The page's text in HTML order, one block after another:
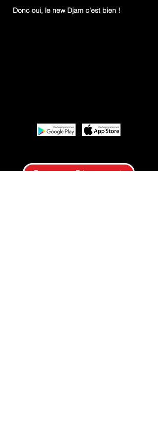
Donc oui, le new Djam c'est bien !
Ecouter Djam